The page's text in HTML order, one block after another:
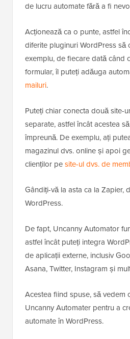
de lucru automate fără a fi
Acționează ca o punte, astfel
diferite pluginuri WordPress să
exemplu, de fiecare dată când
formular, îl puteți adăuga
mailuri.
Puteți chiar conecta două site-
separate, astfel încât acestea
împreună. De exemplu, ați
magazinul dvs. online și apoi
clienților pesite-ul dvs. de
Gândiți-vă la asta ca la Zapier,
WordPress.
De fapt, Uncanny Automator
astfel încât puteți integra
de aplicații externe, inclusiv
Asana, Twitter, Instagram și
Acestea fiind spuse, să vedem
Uncanny Automater pentru a
automate în WordPress.